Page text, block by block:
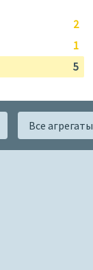
2
1
5
Все агрегаты